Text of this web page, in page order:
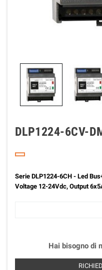
DLP1224-6CV-
Serie DLP1224-6CH - Led
Voltage 12-24Vdc, Output
Hai bisogno di